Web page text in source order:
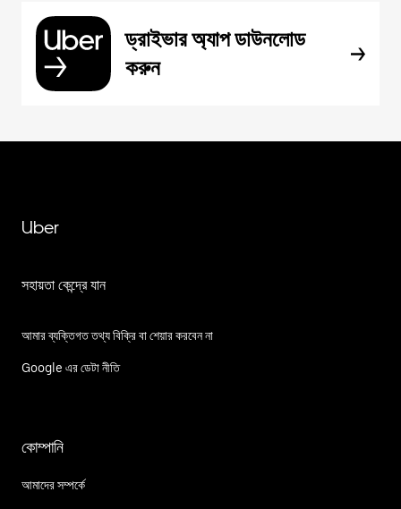
ড্রাইভার অ্যাপ ডাউনলোড
করুন
Uber
সহায়তা কেন্দ্রে যান
আমার ব্যক্তিগত তথ্য বিক্রি বা শেয়ার করবেন না
Google এর ডেটা নীতি
কোম্পানি
আমাদের সম্পর্কে